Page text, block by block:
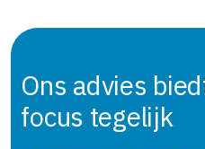
Ons advies
focus tegelijk